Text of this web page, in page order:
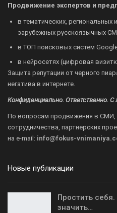
Продвижение экспертов и
в тематических,
зарубежных русскоязычных
в ТОП поисковых систем
в нейросетях (цифровая
Защита репутации от черного
негатива в интернете.
Конфиденциально. Ответственно.
По вопросам продвижения в
сотрудничества, партнерских
на e-mail: info@fokus-
Новые публикации
Простить
значить…